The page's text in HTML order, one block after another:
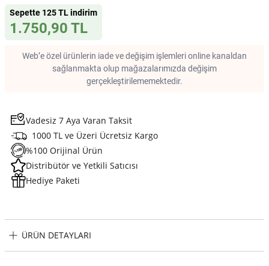
Sepette 125 TL indirim
1.750,90 TL
Web’e özel ürünlerin iade ve değişim işlemleri online kanaldan
sağlanmakta olup mağazalarımızda değişim
gerçekleştirilememektedir.
Vadesiz 7 Aya Varan Taksit
1000 TL ve Üzeri Ücretsiz Kargo
%100 Orijinal Ürün
Distribütör ve Yetkili Satıcısı
Hediye Paketi
ÜRÜN DETAYLARI